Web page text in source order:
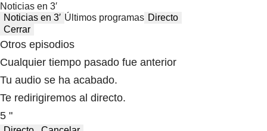
Noticias en 3′
Noticias en 3′ Últimos programas Directo
Cerrar
Otros episodios
Cualquier tiempo pasado fue anterior
Tu audio se ha acabado.
Te redirigiremos al directo.
5 "